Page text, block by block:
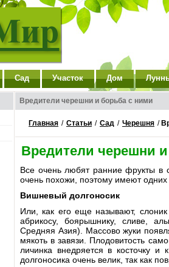
Сад Участок Дом
Вредители черешни и борьба с ними
Главная / Статьи / Сад / Черешня /
Вредители черешни
Все очень любят ранние фрукты
очень похожи, поэтому имеют
Вишневый долгоносик
Или, как его еще называют,
абрикосу, боярышнику, сливе,
Средняя Азия). Массово жуки
мякоть в завязи. Плодовитость
личинка внедряется в косточку
долгоносика очень велик, так как